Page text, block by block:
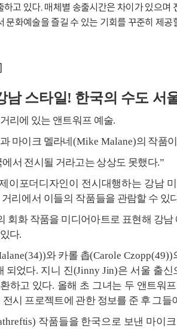
고 있다. 매체별 송출시간은 차이가 있으
문화예술을 즐길 수 있는 기회를 꾸준히 제공
남 스타일 ! 한국의 수도 서
리에 있는 앤트워프 예술.
과 마이크 멜라네(Mike Malane)의 작품
서 전시될 거라고는 상상도 못했다.”
이포더디자인이 전시대행하는 강남
리에서 이들의 작품들을 관람할 수 있
회화 작품을 미디어아트로 표현해 강
다.
와 카롤 촙(Carole Czopp(49))
되었다. 지니 진(Jinny Jin)은 서울 출신
하고 있다. 올해 초 그녀는 두 앤트워
시 프로젝트에 관한 정보를 준 후 그들
작품들을 한국으로 보낸 마이